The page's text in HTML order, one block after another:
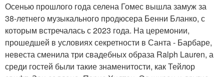
Осенью прошлого года селена Гомес вышла замуж за
38-летнего музыкального продюсера Бенни Бланко, с
которым встречалась с 2023 года. На церемонии,
прошедшей в условиях секретности в Санта - Барбаре,
невеста сменила три свадебных образа Ralph Lauren, а
среди гостей были такие знаменитости, как Тейлор